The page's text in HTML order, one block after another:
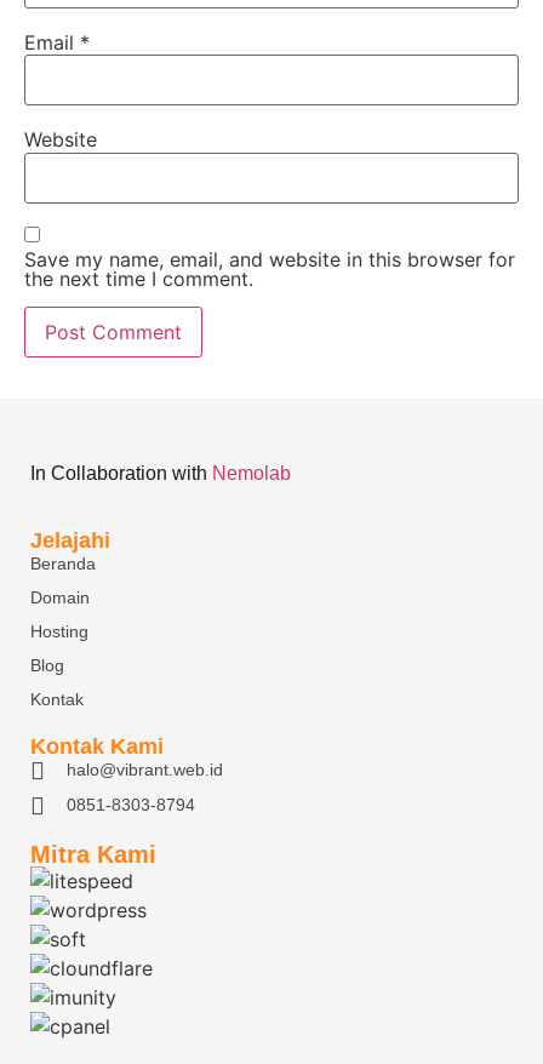
Email *
Website
Save my name, email, and website in this browser for
the next time I comment.
In Collaboration with Nemolab
Jelajahi
Beranda
Domain
Hosting
Blog
Kontak
Kontak Kami
halo@vibrant.web.id
0851-8303-8794
Mitra Kami